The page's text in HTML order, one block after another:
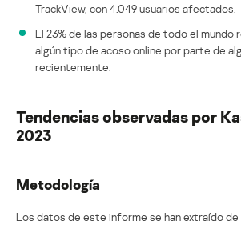
TrackView, con 4.049 usuarios afectados.
El 23% de las personas de todo el mundo
algún tipo de acoso online por parte de
recientemente.
Tendencias observadas por
2023
Metodología
Los datos de este informe se han extraído